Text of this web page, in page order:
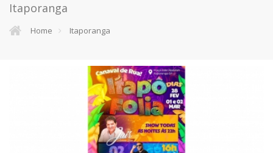
Itaporanga
Home Itaporanga